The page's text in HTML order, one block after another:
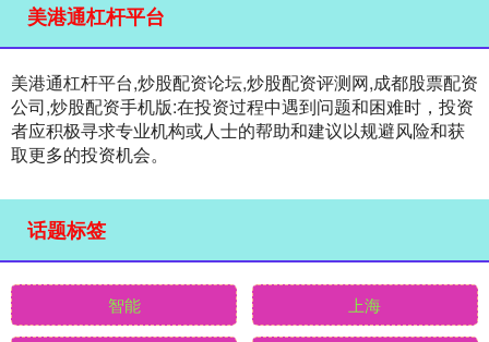
美港通杠杆平台
美港通杠杆平台,炒股配资论坛,炒股配资评测网,成都股票配资
公司,炒股配资手机版:在投资过程中遇到问题和困难时，投资
者应积极寻求专业机构或人士的帮助和建议以规避风险和获
取更多的投资机会。
话题标签
智能 上海